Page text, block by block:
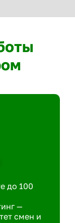
до 100
—
смен и